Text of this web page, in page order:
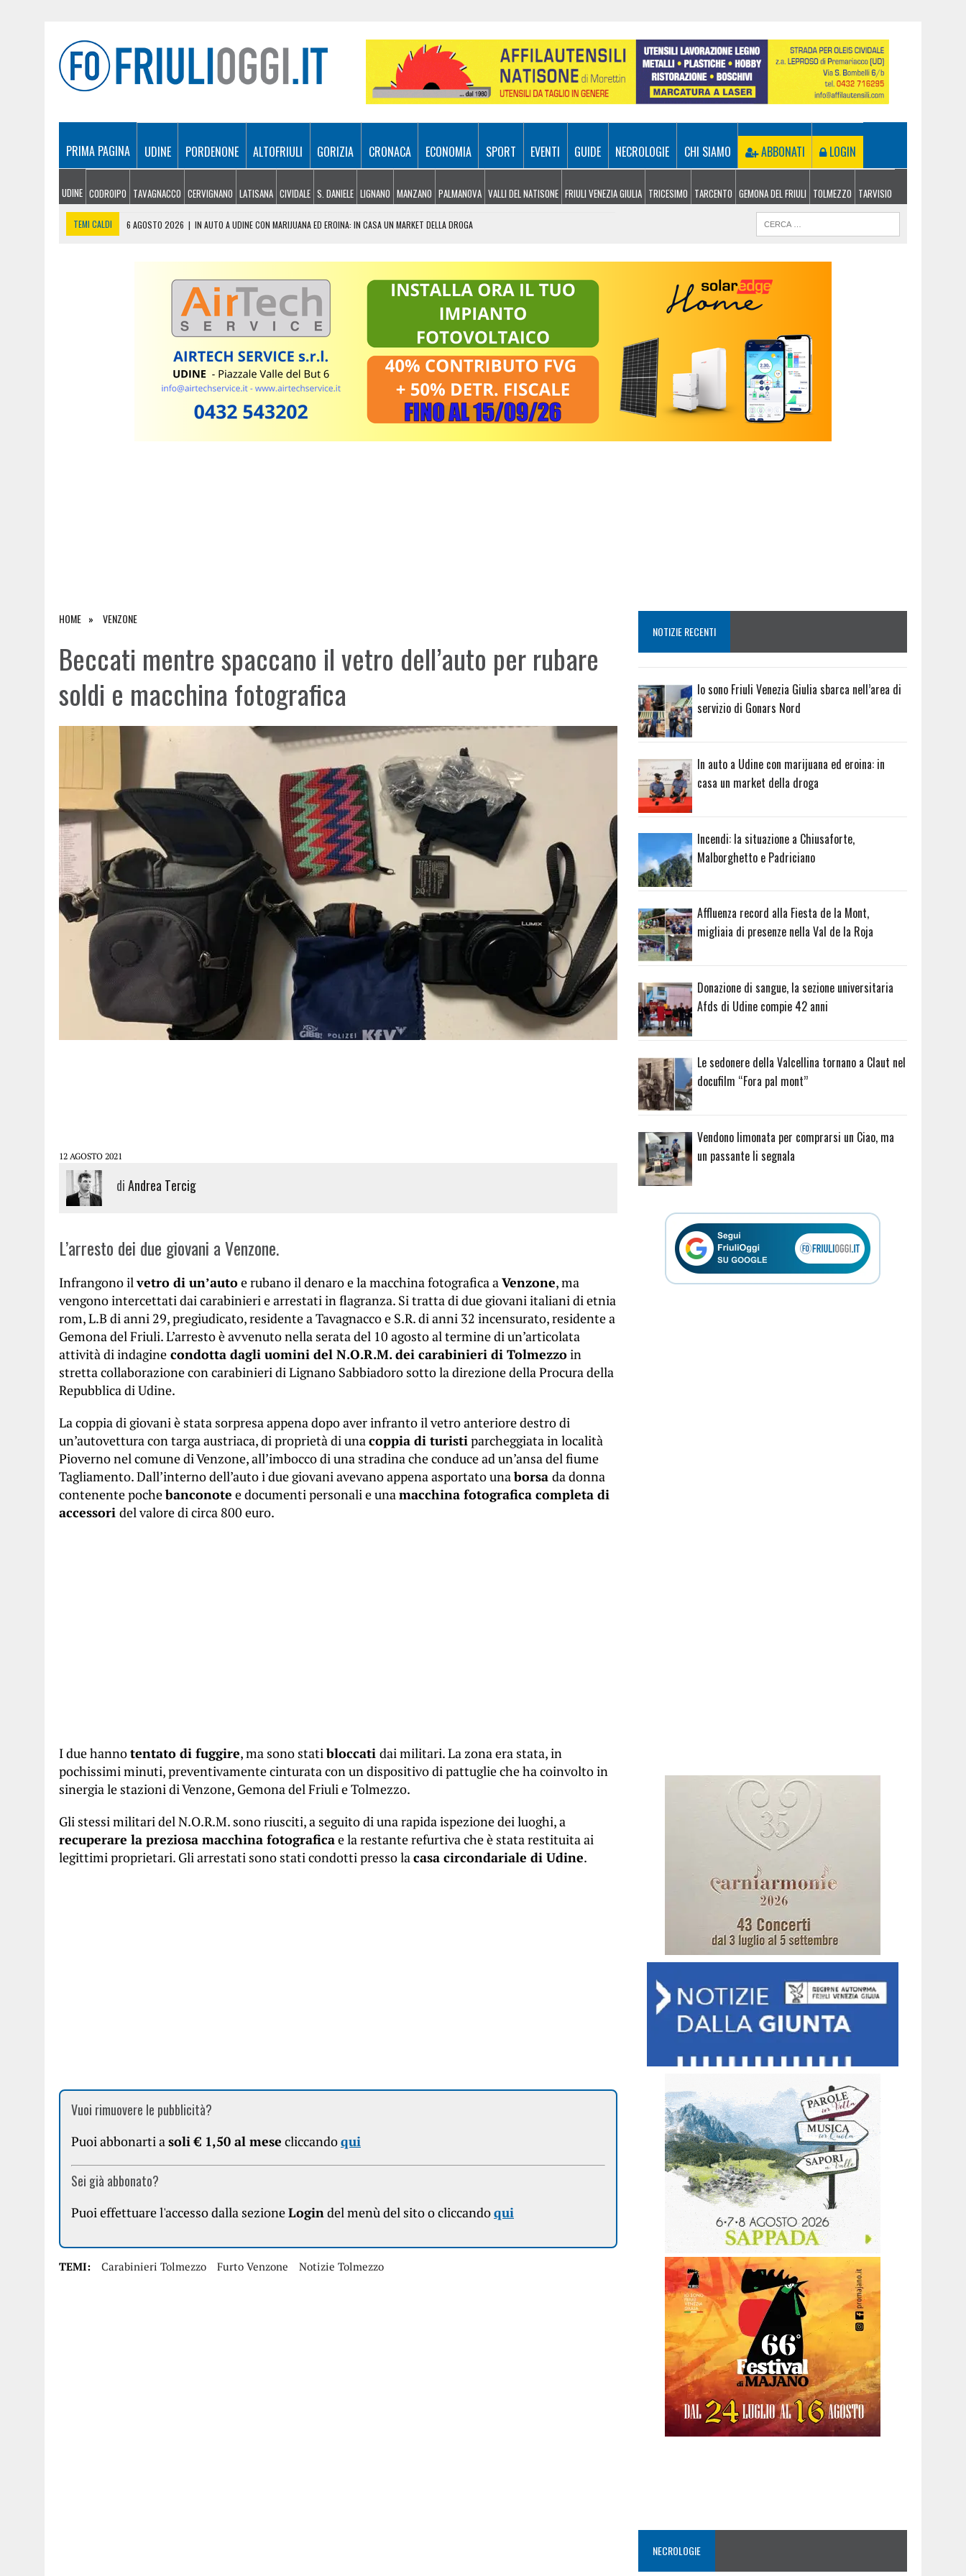
PRIMA PAGINA UDINE PORDENONE ALTOFRIULI GORIZIA CRONACA ECONOMIA SPORT EVENTI GUIDE NECROLOGIE CHI SIAMO ABBONATI LOGIN
UDINE CODROIPO TAVAGNACCO CERVIGNANO LATISANA CIVIDALE S. DANIELE LIGNANO MANZANO PALMANOVA VALLI DEL NATISONE FRIULI VENEZIA GIULIA TRICESIMO TARCENTO GEMONA DEL FRIULI TOLMEZZO TARVISIO
TEMI CALDI 6 AGOSTO 2026 | IN AUTO A UDINE CON MARIJUANA ED EROINA: IN CASA UN MARKET DELLA DROGA
DONAZIONE DI SANGUE, LA SEZIONE UNIVERSITARIA AFDS DI UDINE COMPIE 42 ANNI
IO SONO FRIULI VENEZIA GIULIA SBARCA NELL’AREA DI SERVIZIO DI GONARS NORD
HOME VENZONE
Beccati mentre spaccano il vetro dell’auto per rubare
soldi e macchina fotografica
12 AGOSTO 2021
diAndrea Tercig
L’arresto dei due giovani a Venzone.
Infrangono ilvetro di un’autoe rubano il denaro e la macchina fotografica aVenzone, ma
vengono intercettati dai carabinieri e arrestati in flagranza. Si tratta di due giovani italiani di etnia
rom, L.B di anni 29, pregiudicato, residente a Tavagnacco e S.R. di anni 32 incensurato, residente a
Gemona del Friuli. L’arresto è avvenuto nella serata del 10 agosto al termine di un’articolata
attività di indagine condotta dagli uomini del N.O.R.M. dei carabinieri di Tolmezzoin
stretta collaborazione con carabinieri di Lignano Sabbiadoro sotto la direzione della Procura della
Repubblica di Udine.
La coppia di giovani è stata sorpresa appena dopo aver infranto il vetro anteriore destro di
un’autovettura con targa austriaca, di proprietà di unacoppia di turistiparcheggiata in località
Pioverno nel comune di Venzone, all’imbocco di una stradina che conduce ad un’ansa del fiume
Tagliamento. Dall’interno dell’auto i due giovani avevano appena asportato unaborsa da donna
contenente pochebanconote e documenti personali e unamacchina fotografica completa di
accessori del valore di circa 800 euro.
I due hannotentato di fuggire, ma sono statibloccati dai militari. La zona era stata, in
pochissimi minuti, preventivamente cinturata con un dispositivo di pattuglie che ha coinvolto in
sinergia le stazioni di Venzone, Gemona del Friuli e Tolmezzo.
Gli stessi militari del N.O.R.M. sono riusciti, a seguito di una rapida ispezione dei luoghi, a
recuperare la preziosa macchina fotograficae la restante refurtiva che è stata restituita ai
legittimi proprietari. Gli arrestati sono stati condotti presso lacasa circondariale di Udine.
Vuoi rimuovere le pubblicità?
Puoi abbonarti asoli € 1,50 al mese cliccandoqui
Sei già abbonato?
Puoi effettuare l'accesso dalla sezioneLogindel menù del sito o cliccandoqui
TEMI: Carabinieri Tolmezzo Furto Venzone Notizie Tolmezzo
NOTIZIE RECENTI
Io sono Friuli Venezia Giulia sbarca nell’area di
servizio di Gonars Nord
In auto a Udine con marijuana ed eroina: in
casa un market della droga
Incendi: la situazione a Chiusaforte,
Malborghetto e Padriciano
Affluenza record alla Fiesta de la Mont,
migliaia di presenze nella Val de la Roja
Donazione di sangue, la sezione universitaria
Afds di Udine compie 42 anni
Le sedonere della Valcellina tornano a Claut nel
docufilm “Fora pal mont”
Vendono limonata per comprarsi un Ciao, ma
un passante li segnala
NECROLOGIE